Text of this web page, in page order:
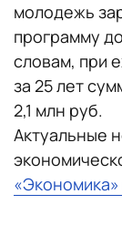
молодежь
программу
словам, при
за 25 лет
2,1 млн руб.
Актуальные